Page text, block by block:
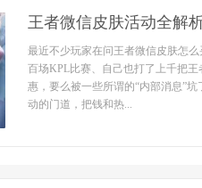
王者微信皮肤活动全解
最近不少玩家在问王者微信皮肤怎
百场KPL比赛、自己也打了上千把
惠，要么被一些所谓的“内部消息”
动的门道，把钱和热...